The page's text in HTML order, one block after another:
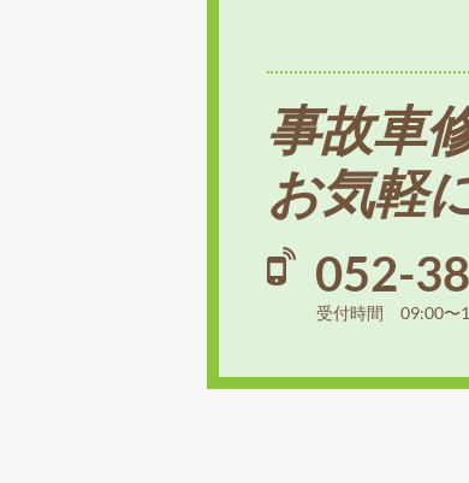
事故車
お気軽
052-
受付時間 09:00〜